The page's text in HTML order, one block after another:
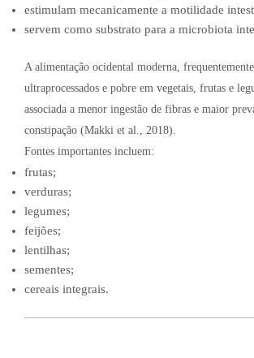
estimulam mecanicamente a motilidade
servem como substrato para a microbiota
A alimentação ocidental moderna,
ultraprocessados e pobre em vegetais, frutas e
associada a menor ingestão de fibras e maior
constipação (Makki et al., 2018).
Fontes importantes incluem:
frutas;
verduras;
legumes;
feijões;
lentilhas;
sementes;
cereais integrais.